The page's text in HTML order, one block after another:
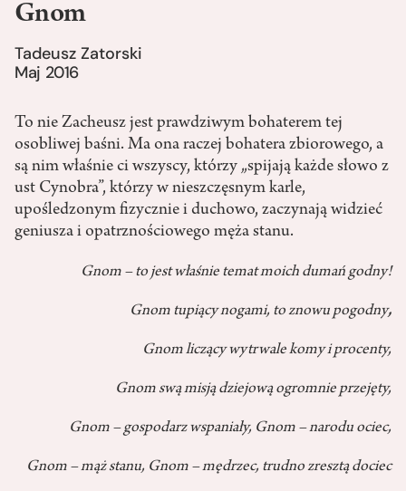
Gnom
Tadeusz Zatorski
Maj 2016
To nie Zacheusz jest prawdziwym bohaterem tej
osobliwej baśni. Ma ona raczej bohatera zbiorowego, a
są nim właśnie ci wszyscy, którzy „spijają każde słowo z
ust Cynobra”, którzy w nieszczęsnym karle,
upośledzonym fizycznie i duchowo, zaczynają widzieć
geniusza i opatrznościowego męża stanu.
Gnom – to jest właśnie temat moich dumań godny!
Gnom tupiący nogami, to znowu pogodny,
Gnom liczący wytrwale komy i procenty,
Gnom swą misją dziejową ogromnie przejęty,
Gnom – gospodarz wspaniały, Gnom – narodu ociec,
Gnom – mąż stanu, Gnom – mędrzec, trudno zresztą dociec